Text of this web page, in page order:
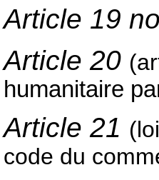
Article 19
Article 20
humanitaire
Article 21
code du